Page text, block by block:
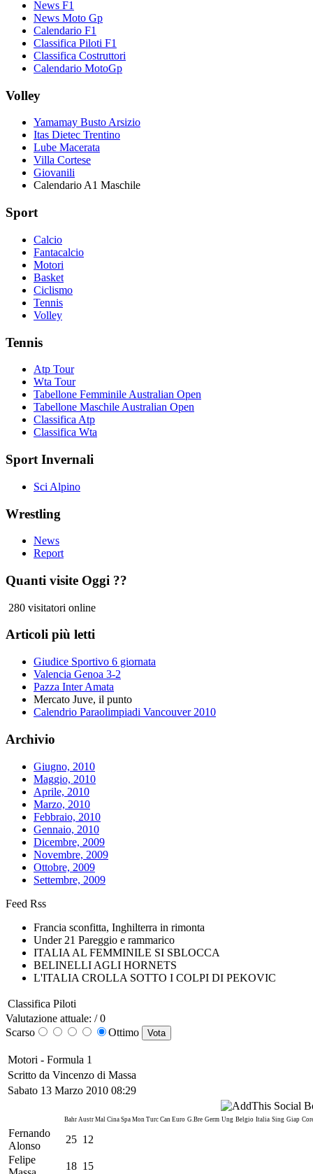
News F1
News Moto Gp
Calendario F1
Classifica Piloti F1
Classifica Costruttori
Calendario MotoGp
Volley
Yamamay Busto Arsizio
Itas Dietec Trentino
Lube Macerata
Villa Cortese
Giovanili
Calendario A1 Maschile
Sport
Calcio
Fantacalcio
Motori
Basket
Ciclismo
Tennis
Volley
Tennis
Atp Tour
Wta Tour
Tabellone Femminile Australian Open
Tabellone Maschile Australian Open
Classifica Atp
Classifica Wta
Sport Invernali
Sci Alpino
Wrestling
News
Report
Quanti visite Oggi ??
280 visitatori online
Articoli più letti
Giudice Sportivo 6 giornata
Valencia Genoa 3-2
Pazza Inter Amata
Mercato Juve, il punto
Calendrio Paraolimpiadi Vancouver 2010
Archivio
Giugno, 2010
Maggio, 2010
Aprile, 2010
Marzo, 2010
Febbraio, 2010
Gennaio, 2010
Dicembre, 2009
Novembre, 2009
Ottobre, 2009
Settembre, 2009
Feed Rss
Francia sconfitta, Inghilterra in rimonta
Under 21 Pareggio e rammarico
ITALIA AL FEMMINILE SI SBLOCCA
BELINELLI AGLI HORNETS
L'ITALIA CROLLA SOTTO I COLPI DI PEKOVIC
Classifica Piloti
Valutazione attuale: / 0
Scarso
Ottimo
Motori - Formula 1
Scritto da Vincenzo di Massa
Sabato 13 Marzo 2010 08:29
Bahr Austr Mal Cina Spa Mon Turc Can Euro G.Bre Germ Ung Belgio Italia Sing Giap
Fernando
Alonso
25 12
Felipe
18 15